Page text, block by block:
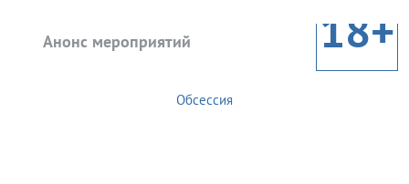
Анонс мероприятий 18+
Обсессия